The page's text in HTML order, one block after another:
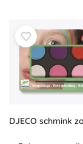
DJECO schmink